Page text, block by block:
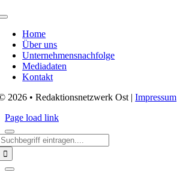
Toggle
NavigationHome
Über uns
Unternehmensnachfolge
Mediadaten
Kontakt
2026 • Redaktionsnetzwerk Ost |Impressum
Page load link